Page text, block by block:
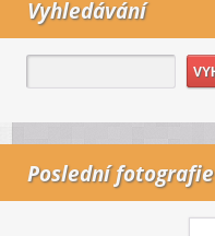
Vyhledávání
Poslední fotografie